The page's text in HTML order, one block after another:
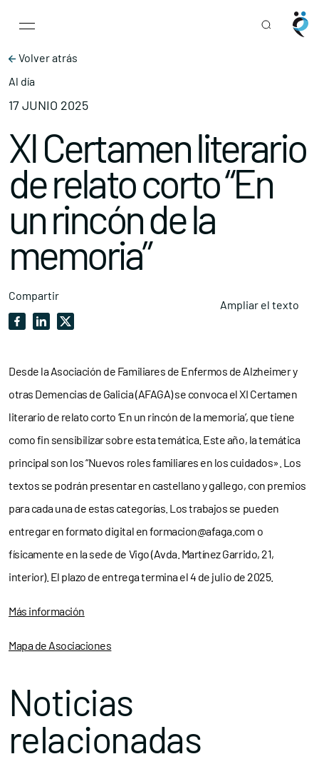
Main Navigation
Volver atrás
Al día
17 JUNIO 2025
XI Certamen literario
de relato corto “En
un rincón de la
memoria”
Compartir
Ampliar el texto
Desde la Asociación de Familiares de Enfermos de Alzheimer y
otras Demencias de Galicia (AFAGA) se convoca el XI Certamen
literario de relato corto ‘En un rincón de la memoria’, que tiene
como fin sensibilizar sobre esta temática. Este año, la temática
principal son los “Nuevos roles familiares en los cuidados». Los
textos se podrán presentar en castellano y gallego, con premios
para cada una de estas categorías. Los trabajos se pueden
entregar en formato digital en formacion@afaga.com o
físicamente en la sede de Vigo (Avda. Martínez Garrido, 21,
interior). El plazo de entrega termina el 4 de julio de 2025.
Más información
Mapa de Asociaciones
Noticias
relacionadas